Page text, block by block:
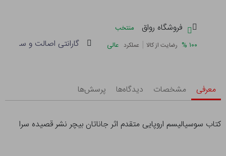
فروشگاه رواق
منتخب
۱۰۰ % رضایت از کالا | عملکرد عالی گارانتی اصالت و سلامت
معرفی مشخصات دیدگاه‌ها پرسش‌ها
کتاب سوسیالیسم اروپایی متقدم اثر جاناتان بیچر نشر قصیده سرا